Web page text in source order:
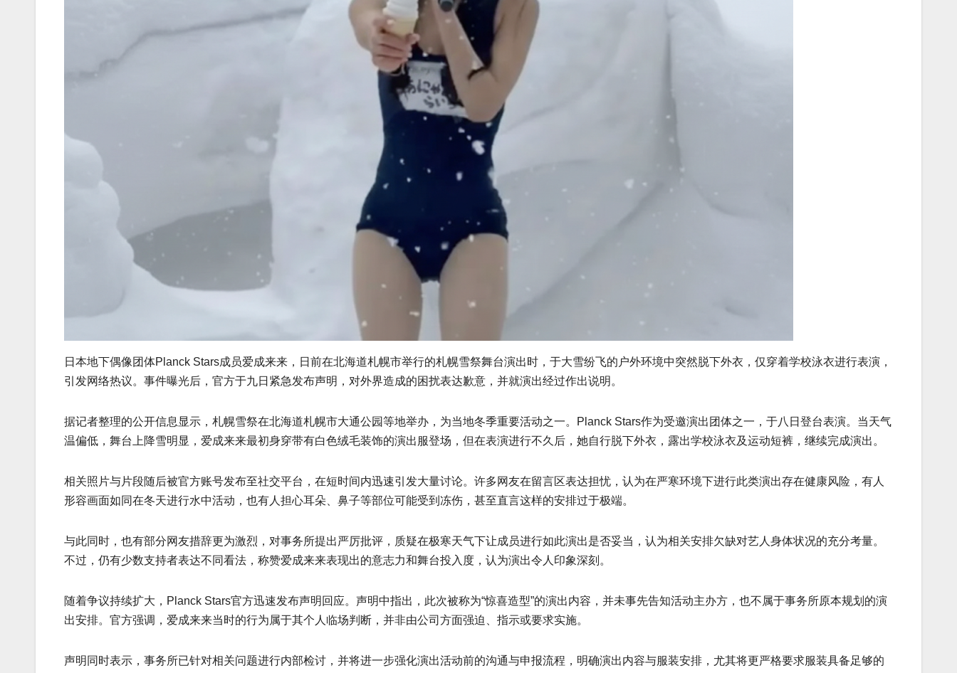
日本地下偶像团体Planck Stars成员爱成来来，日前在北海道札幌市举行的札幌雪祭舞台演出时，于大雪纷飞的户外环境中突然脱下外衣，仅穿着学校泳衣进行表演，
引发网络热议。事件曝光后，官方于九日紧急发布声明，对外界造成的困扰表达歉意，并就演出经过作出说明。
据记者整理的公开信息显示，札幌雪祭在北海道札幌市大通公园等地举办，为当地冬季重要活动之一。Planck Stars作为受邀演出团体之一，于八日登台表演。当天气
温偏低，舞台上降雪明显，爱成来来最初身穿带有白色绒毛装饰的演出服登场，但在表演进行不久后，她自行脱下外衣，露出学校泳衣及运动短裤，继续完成演出。
相关照片与片段随后被官方账号发布至社交平台，在短时间内迅速引发大量讨论。许多网友在留言区表达担忧，认为在严寒环境下进行此类演出存在健康风险，有人
形容画面如同在冬天进行水中活动，也有人担心耳朵、鼻子等部位可能受到冻伤，甚至直言这样的安排过于极端。
与此同时，也有部分网友措辞更为激烈，对事务所提出严厉批评，质疑在极寒天气下让成员进行如此演出是否妥当，认为相关安排欠缺对艺人身体状况的充分考量。
不过，仍有少数支持者表达不同看法，称赞爱成来来表现出的意志力和舞台投入度，认为演出令人印象深刻。
随着争议持续扩大，Planck Stars官方迅速发布声明回应。声明中指出，此次被称为“惊喜造型”的演出内容，并未事先告知活动主办方，也不属于事务所原本规划的演
出安排。官方强调，爱成来来当时的行为属于其个人临场判断，并非由公司方面强迫、指示或要求实施。
声明同时表示，事务所已针对相关问题进行内部检讨，并将进一步强化演出活动前的沟通与申报流程，明确演出内容与服装安排，尤其将更严格要求服装具备足够的